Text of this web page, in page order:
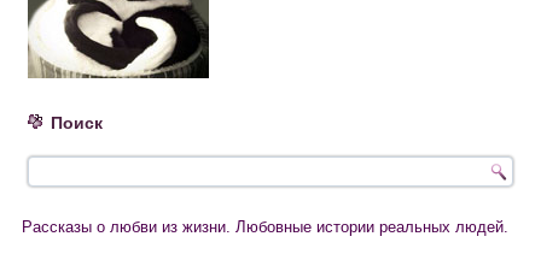
Поиск
Рассказы о любви из жизни. Любовные истории реальных людей.